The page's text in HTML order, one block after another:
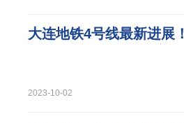
大连地铁4号线最新进展！
2023-10-02